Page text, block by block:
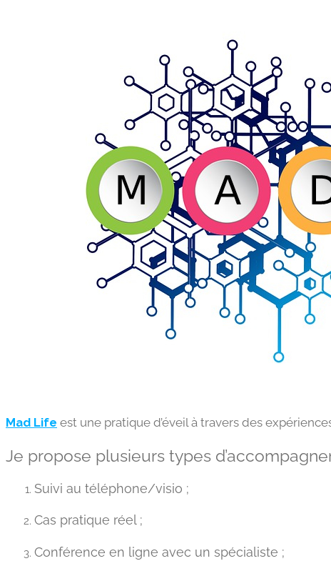
Mad Life est une pratique d’éveil à travers des
Je propose plusieurs types
Suivi au téléphone/visio ;
Cas pratique réel ;
Conférence en ligne avec un spécialiste ;